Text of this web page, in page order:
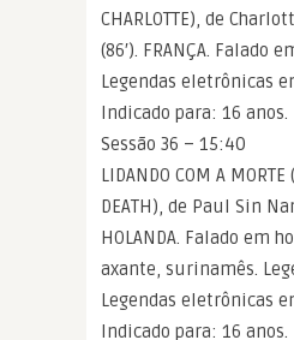
CHARLOTTE), de
(86′). FRANÇA. Falado
Legendas eletrônicas
Indicado para: 16 anos.
Sessão 36 – 15:40
LIDANDO COM A MORTE
DEATH), de Paul Sin
HOLANDA. Falado em
axante, surinamês.
Legendas eletrônicas
Indicado para: 16 anos.